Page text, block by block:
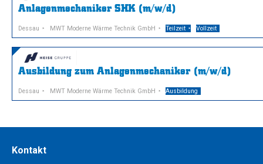
Anlagenmechaniker SHK (m/w/d)
Dessau MWT Moderne Wärme Technik GmbH Teilzeit Vollzeit
Ausbildung zum Anlagenmechaniker (m/w/d)
Dessau MWT Moderne Wärme Technik GmbH Ausbildung
Kontakt